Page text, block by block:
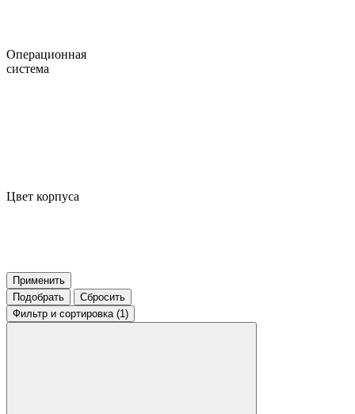
Операционная
система
Цвет корпуса
Применить
Подобрать
Сбросить
Фильтр и сортировка (1)